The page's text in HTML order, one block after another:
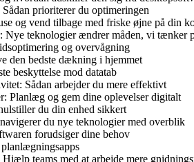
prioriterer du optimeringen
og vend tilbage med friske øjne på din
Nye teknologier ændrer måden, vi tænker
og overvågning
den bedste dækning i hjemmet
beskyttelse mod datatab
Sådan arbejder du mere effektivt
Planlæg og gem dine oplevelser digitalt
du din enhed sikkert
du nye teknologier med overblik
forudsiger dine behov
teams med at arbejde mere